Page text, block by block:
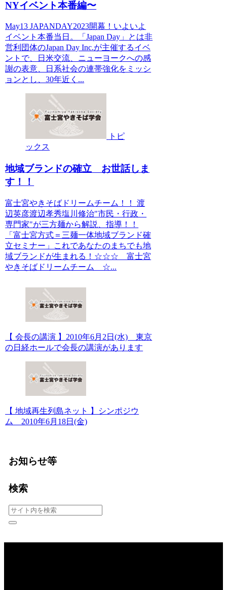
NYイベント本番編〜
May13 JAPANDAY2023開幕！いよいよ
イベント本番当日。「Japan Day」とは非
営利団体のJapan Day Inc.が主催するイベ
ントで、日米交流、ニューヨークへの感
謝の表意、日系社会の連帯強化をミッシ
ョンとし、30年近く...
トピ
ックス
地域ブランドの確立 お世話しま
す！！
富士宮やきそばドリームチーム！！ 渡
辺英彦渡辺孝秀塩川修治"市民・行政・
専門家"が三方麺から解説、指導！！
「富士宮方式＝三麺一体地域ブランド確
立セミナー」これであなたのまちでも地
域ブランドが生まれる！☆☆☆ 富士宮
やきそばドリームチーム ☆...
【 会長の講演 】2010年6月2日(水) 東京
の日経ホールで会長の講演があります
【 地域再生列島ネット 】シンポジウ
ム 2010年6月18日(金)
お知らせ等
検索